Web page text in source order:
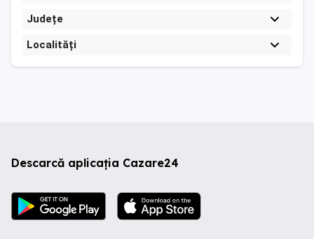
Județe
Localități
Descarcă aplicația Cazare24